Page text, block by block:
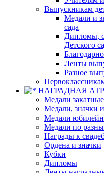
Выпускникам
Медали и
сада
Дипломы,
Детского
Ленты
Разное
НАГРАДНАЯ
Медали
Медали, значки
Медали
Медали по
Награды к
Ордена и значки
Кубки
Дипломы